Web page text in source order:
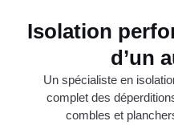
Isolation
d’un
Un spécialiste en
complet des
combles et